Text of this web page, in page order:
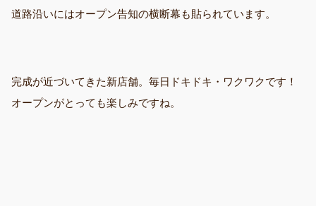
道路沿いにはオープン告知の横断幕も貼られています。
完成が近づいてきた新店舗。毎日ドキドキ・ワクワクです！
オープンがとっても楽しみですね。